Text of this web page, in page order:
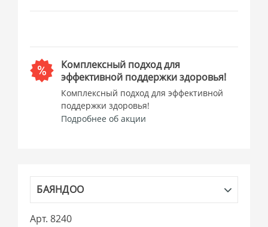
Комплексный подход для
эффективной поддержки здоровья!
Комплексный подход для эффективной
поддержки здоровья!
Подробнее об акции
БАЯНДОО
Арт. 8240